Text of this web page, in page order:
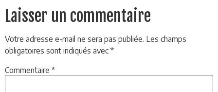
Laisser un commentaire
Votre adresse e-mail ne sera pas publiée. Les champs
obligatoires sont indiqués avec *
Commentaire *